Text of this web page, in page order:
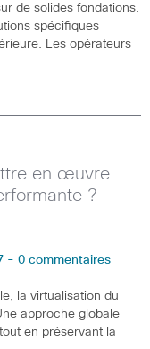
de solides fondations.
spécifiques
Les opérateurs
en œuvre
?
- 0 commentaires
la virtualisation du
approche globale
en préservant la